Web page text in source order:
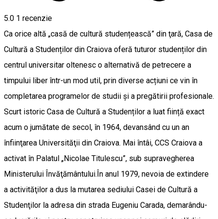
5.0 1 recenzie
Ca orice altă „casă de cultură studențească” din ţară, Casa de
Cultură a Studenților din Craiova oferă tuturor studenților din
centrul universitar oltenesc o alternativă de petrecere a
timpului liber într-un mod util, prin diverse acțiuni ce vin în
completarea programelor de studii și a pregătirii profesionale.
Scurt istoric Casa de Cultură a Studenților a luat ființă exact
acum o jumătate de secol, în 1964, devansând cu un an
înfiinţarea Universităţii din Craiova. Mai întâi, CCS Craiova a
activat în Palatul „Nicolae Titulescu”, sub supravegherea
Ministerului Învăţământului.În anul 1979, nevoia de extindere
a activităţilor a dus la mutarea sediului Casei de Cultură a
Studenţilor la adresa din strada Eugeniu Carada, demarându-